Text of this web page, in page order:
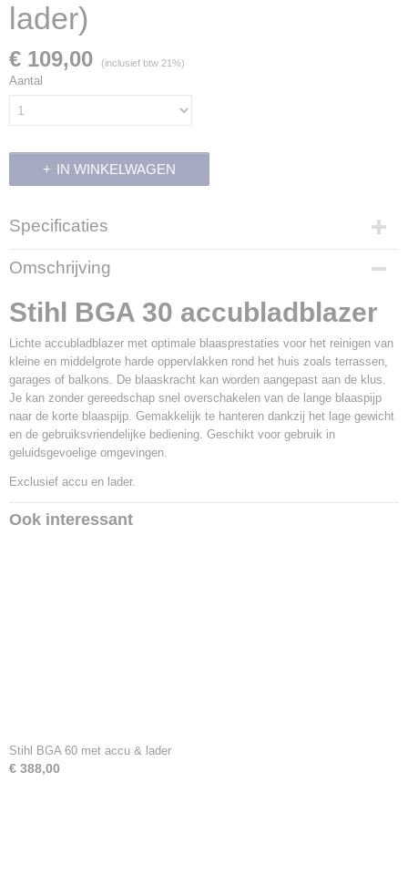
lader)
€ 109,00 (inclusief btw 21%)
Aantal
IN WINKELWAGEN
Specificaties
Productcode leverancier
BA08 011 5900
Omschrijving
Stihl BGA 30 accubladblazer
Lichte accubladblazer met optimale blaasprestaties voor het reinigen van
kleine en middelgrote harde oppervlakken rond het huis zoals terrassen,
garages of balkons. De blaaskracht kan worden aangepast aan de klus.
Je kan zonder gereedschap snel overschakelen van de lange blaaspijp
naar de korte blaaspijp. Gemakkelijk te hanteren dankzij het lage gewicht
en de gebruiksvriendelijke bediening. Geschikt voor gebruik in
geluidsgevoelige omgevingen.
Exclusief accu en lader.
Ook interessant
Stihl BGA 60 met accu & lader
€ 388,00